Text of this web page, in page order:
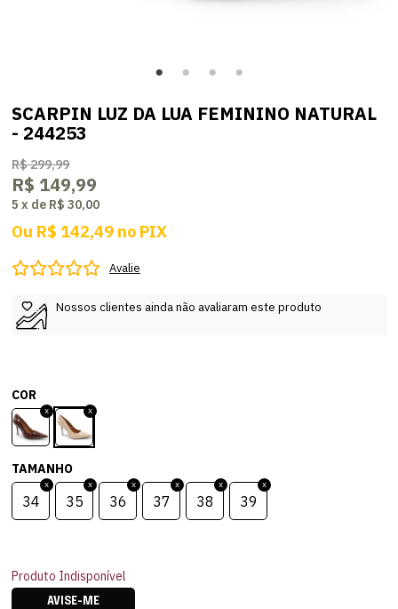
SCARPIN LUZ DA LUA FEMININO NATURAL
- 244253
R$ 299,99
R$ 149,99
5 x de R$ 30,00
Ou R$ 142,49 no PIX
Avalie
Nossos clientes ainda não avaliaram este produto
COR
TAMANHO
34 35 36 37 38 39
Produto Indisponível
AVISE-ME